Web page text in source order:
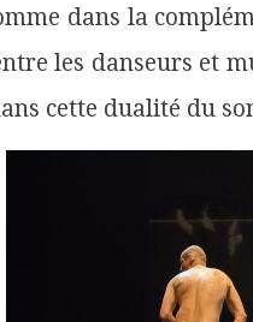
dans la
les danseurs et
cette dualité du